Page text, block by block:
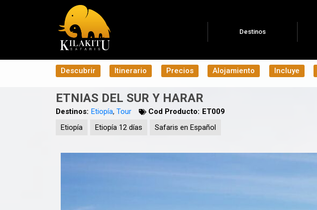
Destinos
Descubrir Itinerario Precios Alojamiento Incluye
ETNIAS DEL SUR Y HARAR
Destinos: Etiopía, Tour Cod Producto: ET009
Etiopía
Etiopía 12 días Safaris en Español